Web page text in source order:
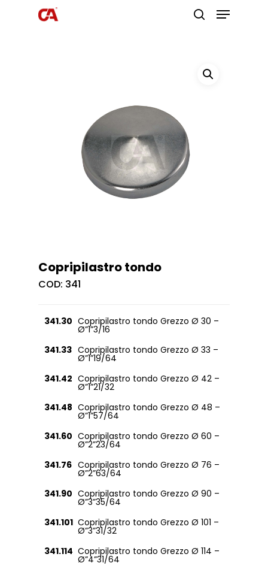
Copripilastro tondo
COD: 341
341.30 Copripilastro tondo Grezzo Ø 30 –
Ø”1”3/16
341.33 Copripilastro tondo Grezzo Ø 33 –
Ø”1”19/64
341.42 Copripilastro tondo Grezzo Ø 42 –
Ø”1”21/32
341.48 Copripilastro tondo Grezzo Ø 48 –
Ø”1”57/64
341.60 Copripilastro tondo Grezzo Ø 60 –
Ø”2”23/64
341.76 Copripilastro tondo Grezzo Ø 76 –
Ø”2”63/64
341.90 Copripilastro tondo Grezzo Ø 90 –
Ø”3”35/64
341.101 Copripilastro tondo Grezzo Ø 101 –
Ø”3”31/32
341.114 Copripilastro tondo Grezzo Ø 114 –
Ø”4”31/64